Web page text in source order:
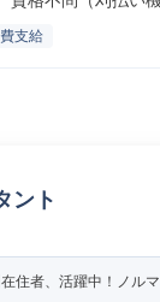
支給
ント
住者、活躍中！ノル